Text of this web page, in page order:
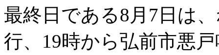
最終日である8月7日は
行、19時から弘前市悪